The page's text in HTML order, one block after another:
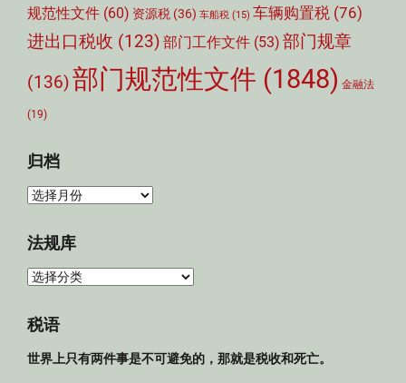
规范性文件 (60) 资源税 (36) 车船税 (15) 车辆购置税 (76)
进出口税收 (123) 部门工作文件 (53) 部门规章
(136)部门规范性文件 (1848) 金融法
(19)
归档
归
法规库
法
库
税语
世界上只有两件事是不可避免的，那就是税收和死亡。